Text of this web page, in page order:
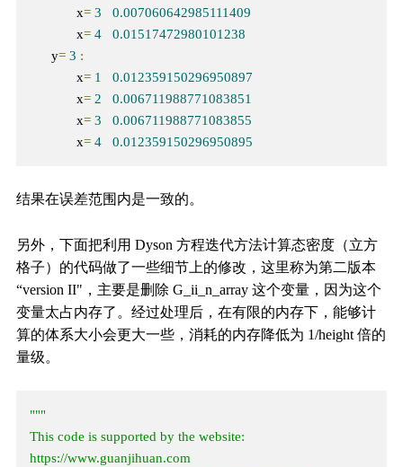
             x
= 3
0.007060642985111409
             x
= 4
0.01517472980101238
      y
= 3 :
             x
= 1
0.012359150296950897
             x
= 2
0.006711988771083851
             x
= 3
0.006711988771083855
             x
= 4 0.012359150296950895
结果在误差范围内是一致的。
另外，下面把利用 Dyson 方程迭代方法计算态密度（立方
格子）的代码做了一些细节上的修改，这里称为第二版本
“version II"，主要是删除 G_ii_n_array 这个变量，因为这个
变量太占内存了。经过处理后，在有限的内存下，能够计
算的体系大小会更大一些，消耗的内存降低为 1/height 倍的
量级。
"""
This code is supported by the website:
https://www.guanjihuan.com